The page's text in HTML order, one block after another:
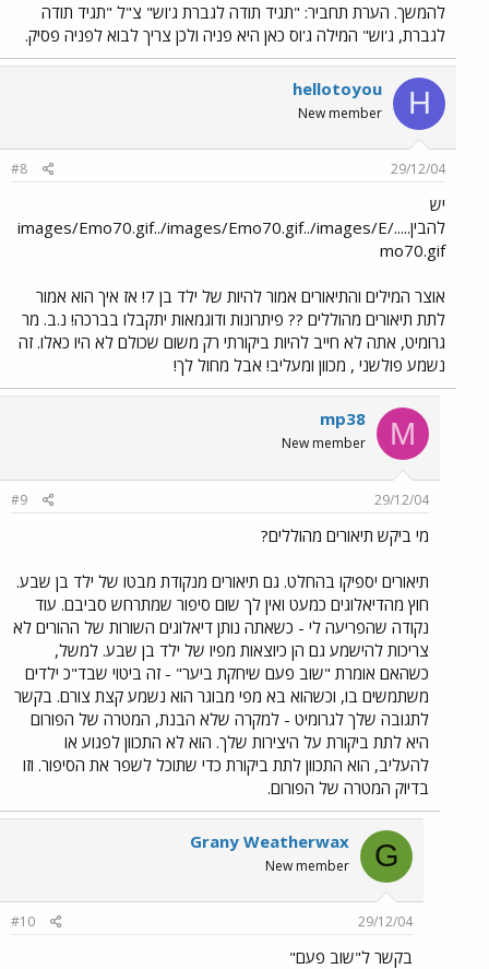
להמשך. הערת תחביר: "תגיד תודה לגברת ג'וש" צ"ל "תגיד תודה
לגברת, ג'וש" המילה ג'וס כאן היא פניה ולכן צריך לבוא לפניה פסיק.
H
hellotoyou
New member
29/12/04
#8
יש
להבין...../images/Emo70.gif../images/Emo70.gif../images/E
mo70.gif
אוצר המילים והתיאורים אמור להיות של ילד בן 7! אז איך הוא אמור
לתת תיאורים מהוללים ?? פיתרונות ודוגמאות יתקבלו בברכה! נ.ב. מר
גרומיט, אתה לא חייב להיות ביקורתי רק משום שכולם לא היו כאלו. זה
נשמע פולשני , מכוון ומעליב! אבל מחול לך!
M
mp38
New member
29/12/04
#9
מי ביקש תיאורים מהוללים?
תיאורים יספיקו בהחלט. גם תיאורים מנקודת מבטו של ילד בן שבע.
חוץ מהדיאלוגים כמעט ואין לך שום סיפור שמתרחש סביבם. עוד
נקודה שהפריעה לי - כשאתה נותן דיאלוגים השורות של ההורים לא
צריכות להישמע גם הן כיוצאות מפיו של ילד בן שבע. למשל,
כשהאם אומרת "שוב פעם שיחקת ביער" - זה ביטוי שבד"כ ילדים
משתמשים בו, וכשהוא בא מפי מבוגר הוא נשמע קצת צורם. בקשר
לתגובה שלך לגרומיט - למקרה שלא הבנת, המטרה של הפורום
היא לתת ביקורת על היצירות שלך. הוא לא התכוון לפגוע או
להעליב, הוא התכוון לתת ביקורת כדי שתוכל לשפר את הסיפור. וזו
בדיוק המטרה של הפורום.
G
Grany Weatherwax
New member
29/12/04
#10
בקשר ל"שוב פעם"